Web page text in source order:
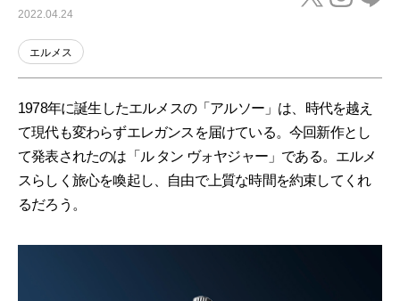
2022.04.24
エルメス
1978年に誕生したエルメスの「アルソー」は、時代を越え
て現代も変わらずエレガンスを届けている。今回新作とし
て発表されたのは「ル タン ヴォヤジャー」である。エルメ
スらしく旅心を喚起し、自由で上質な時間を約束してくれ
るだろう。